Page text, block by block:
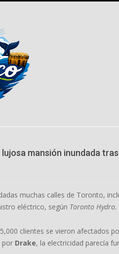
lujosa mansión inundada
muchas calles de Toronto,
eléctrico, según Toronto Hydro.
clientes se vieron afectados
por Drake, la electricidad parecía